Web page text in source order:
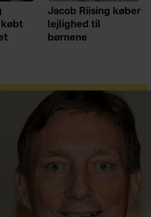
Jacob Riising køber
lejlighed til
børnene